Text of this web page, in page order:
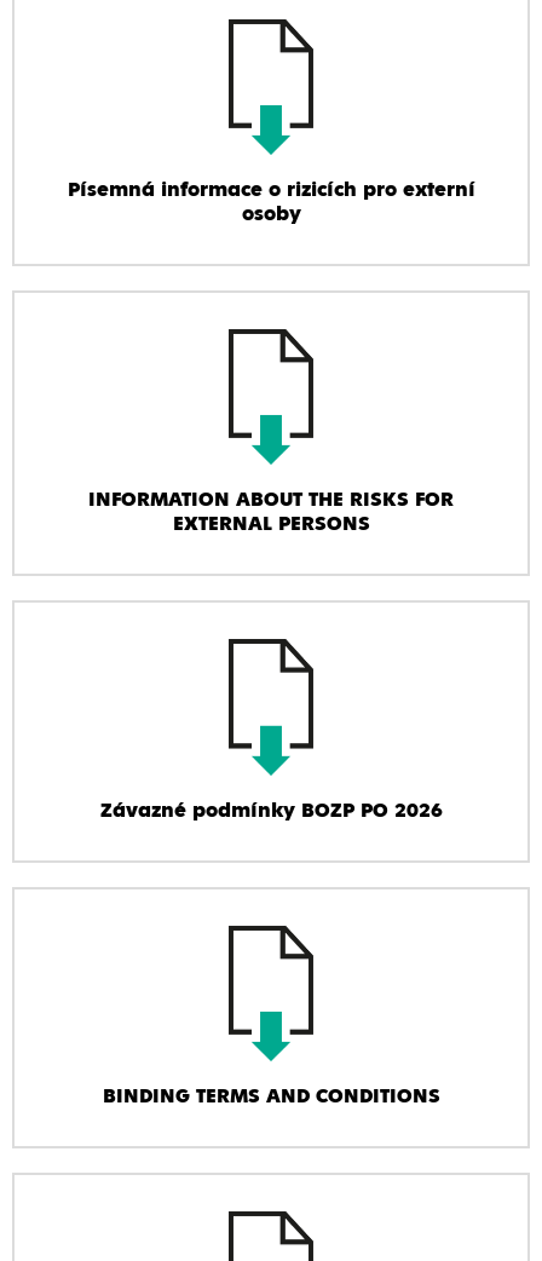
Písemná informace o rizicích pro externí
osoby
INFORMATION ABOUT THE RISKS FOR
EXTERNAL PERSONS
Závazné podmínky BOZP PO 2026
BINDING TERMS AND CONDITIONS